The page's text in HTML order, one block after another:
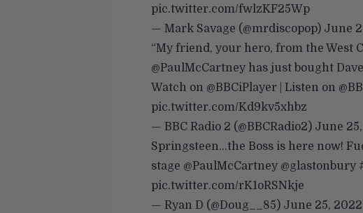
pic.twitter.com/fwlzKF25Wp
— Mark Savage (@mrdiscopop) June
“My friend, your hero, from the West
@PaulMcCartney has just bought
Watch on @BBCiPlayer | Listen on
pic.twitter.com/Kd9kv5xhbz
— BBC Radio 2 (@BBCRadio2) June
Springsteen…the Boss is here now!
stage @PaulMcCartney @glastonbury
pic.twitter.com/rK1oRSNkje
— Ryan D (@Doug__85) June 25, 2022